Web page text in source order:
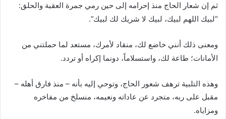
ثم إن شعار الحاج منذ إحرامه إلى حين رمي جمرة العقبة والحلق:
“لبيك اللهم لبيك، لبيك لا شريك لك لبيك”.
ومعنى ذلك أنني خاضع لك، منقاد لأمرك، مستعد لما حملتني من
الأمانات؛ طاعة لك، واستسلاماً، دونما إكراه أو تردد.
وهذه التلبية ترهف شعور الحاج، وتوحي إليه بأنه – منذ فارق أهله –
مقبل على ربه، متجرد عن عاداته ونعيمه، منسلخ من مفاخره
ومزاياه.